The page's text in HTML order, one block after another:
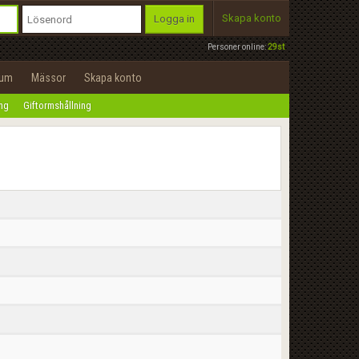
Personer online:29st
Logga in Skapa konto
Mässor Skapa konto
Giftormshållning